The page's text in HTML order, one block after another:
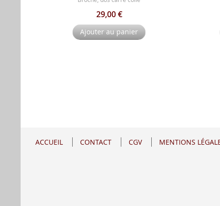
29,00 €
Ajouter au panier
ACCUEIL CONTACT CGV MENTIONS